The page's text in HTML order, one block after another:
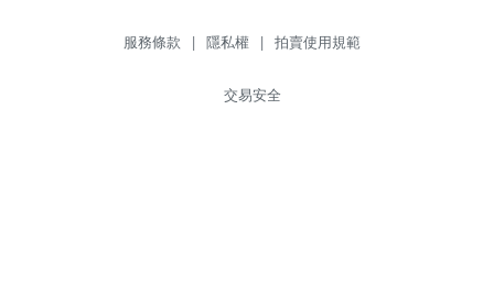
服務條款 | 隱私權 | 拍賣使用規範
交易安全